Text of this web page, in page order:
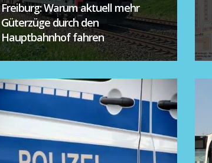
Freiburg: Warum aktuell mehr
Güterzüge durch den
Hauptbahnhof fahren